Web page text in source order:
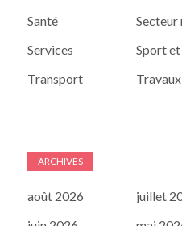
Santé
Secteur
Services
Sport
Transport
Travaux
ARCHIVES
août 2026
juillet